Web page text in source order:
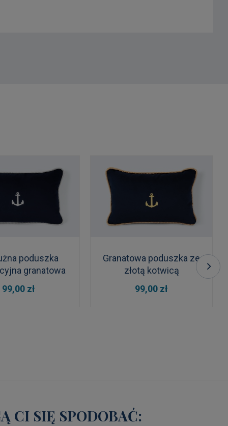
poduszka
granatowa
99,00 zł
KOSZYKA
Granatowa poduszka ze
złotą kotwicą
99,00 zł
DO KOSZYKA
CI SIĘ SPODOBAĆ: